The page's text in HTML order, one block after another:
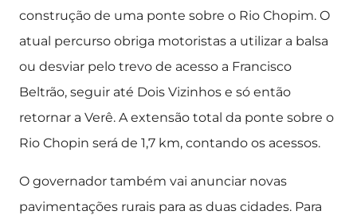
construção de uma ponte sobre o Rio Chopim. O
atual percurso obriga motoristas a utilizar a balsa
ou desviar pelo trevo de acesso a Francisco
Beltrão, seguir até Dois Vizinhos e só então
retornar a Verê. A extensão total da ponte sobre o
Rio Chopin será de 1,7 km, contando os acessos.
O governador também vai anunciar novas
pavimentações rurais para as duas cidades. Para